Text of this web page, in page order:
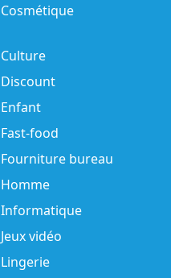
Cosmétique
Culture
Discount
Enfant
Fast-food
Fourniture bureau
Homme
Informatique
Jeux vidéo
Lingerie